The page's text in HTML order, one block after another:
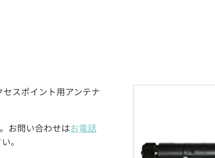
スポイント用アンテナ
お問い合わせはお電話
。